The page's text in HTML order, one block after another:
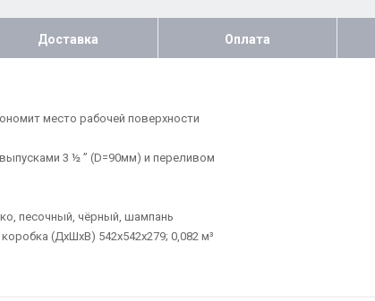
Доставка Оплата
место рабочей поверхности
3 ½ ” (D=90мм) и переливом
песочный, чёрный, шампань
(ДхШхВ) 542х542х279; 0,082 м³